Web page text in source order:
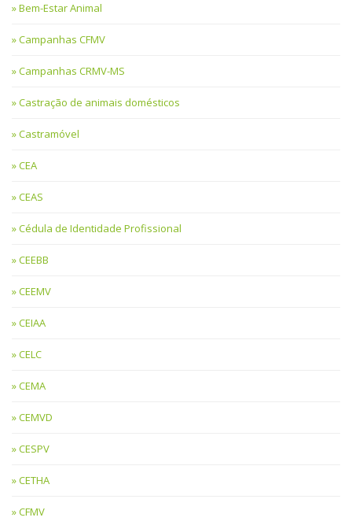
Bem-Estar Animal
Campanhas CFMV
Campanhas CRMV-MS
Castração de animais domésticos
Castramóvel
CEA
CEAS
Cédula de Identidade Profissional
CEEBB
CEEMV
CEIAA
CELC
CEMA
CEMVD
CESPV
CETHA
CFMV